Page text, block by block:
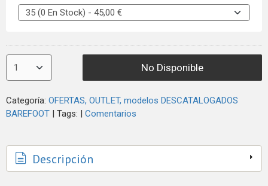
No Disponible
Categoría: OFERTAS, OUTLET, modelos DESCATALOGADOS
BAREFOOT | Tags: | Comentarios
Descripción